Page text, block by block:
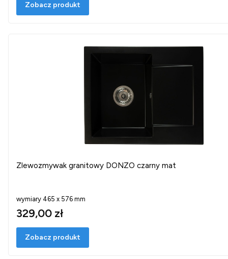
Zobacz produkt
Zlewozmywak granitowy DONZO czarny mat
wymiary 465 x 576 mm
329,00 zł
Zobacz produkt